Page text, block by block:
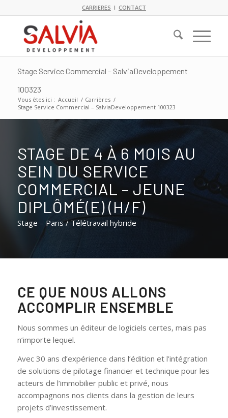
CARRIERES I CONTACT
Stage Service Commercial – SalviaDeveloppement
100323
Vous êtes ici : Accueil / Carrières /
Stage Service Commercial – SalviaDeveloppement 100323
STAGE DE 4 À 6 MOIS AU
SEIN DU SERVICE
COMMERCIAL – JEUNE
DIPLÔMÉ(E) (H/F)
Stage – Paris / Télétravail hybride
CE QUE NOUS ALLONS
ACCOMPLIR ENSEMBLE
Nous sommes un éditeur de logiciels certes, mais pas
n’importe lequel.
Avec 30 ans d’expérience dans l’édition et l’intégration
de solutions de pilotage financier et technique pour les
acteurs de l’immobilier public et privé, nous
accompagnons nos clients dans la gestion de leurs
projets d’investissement.